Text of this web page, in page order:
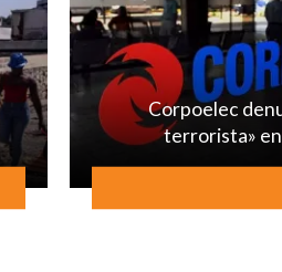
Corpoelec
terrorista» en